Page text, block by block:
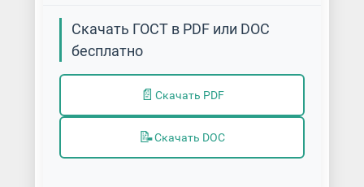
Скачать ГОСТ в PDF или DOC
бесплатно
📄 Скачать PDF
📝Скачать DOC